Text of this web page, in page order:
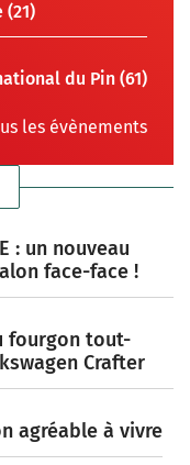
(21)
du Pin (61)
les évènements
: un nouveau
face-face !
fourgon tout-
Crafter
agréable à vivre